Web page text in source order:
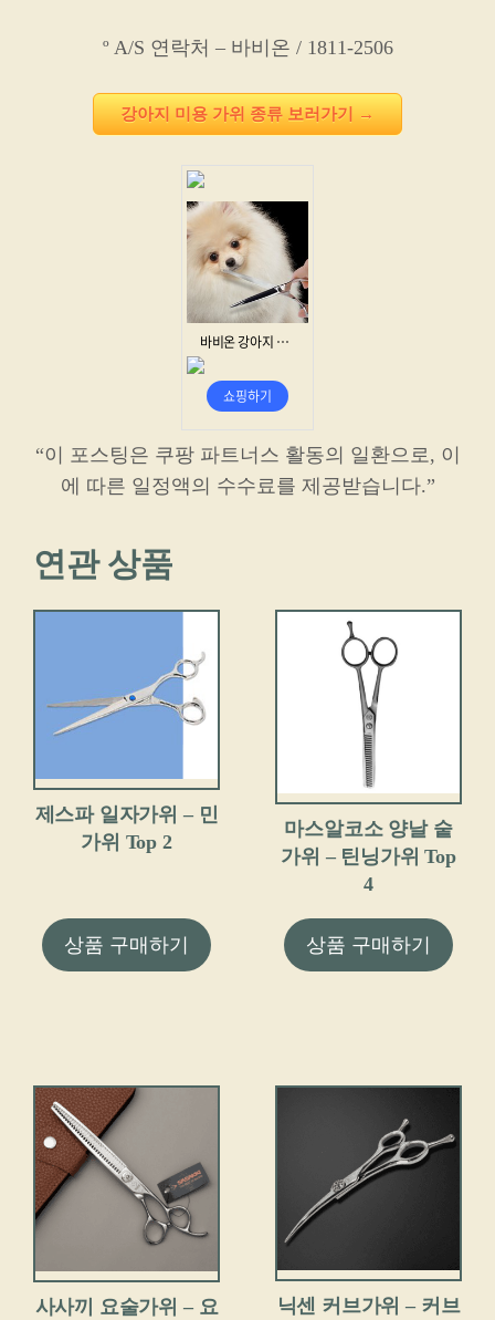
º A/S 연락처 – 바비온 / 1811-2506
강아지 미용 가위 종류 보러가기 →
“이 포스팅은 쿠팡 파트너스 활동의 일환으로, 이
에 따른 일정액의 수수료를 제공받습니다.”
연관 상품
제스파 일자가위 – 민
가위 Top 2
상품 구매하기
마스알코소 양날 숱
가위 – 틴닝가위 Top
4
상품 구매하기
사사끼 요술가위 – 요
닉센 커브가위 – 커브